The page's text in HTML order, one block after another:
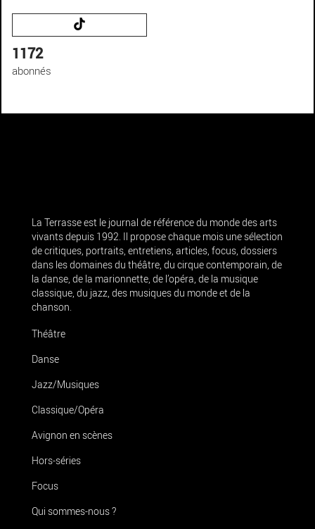
1172
abonnés
La Terrasse est le journal de référence du monde des arts
vivants depuis 1992. Il propose chaque mois une sélection
de critiques, portraits, entretiens, articles, focus, dossiers
dans les domaines du théâtre, du cirque contemporain, de
la danse, de la marionnette, de l’opéra, de la musique
classique, du jazz, des musiques du monde et de la
chanson.
Théâtre
Danse
Jazz/Musiques
Classique/Opéra
Avignon en scènes
Hors-séries
Focus
Qui sommes-nous ?